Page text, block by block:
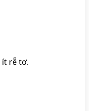
rễ tơ.